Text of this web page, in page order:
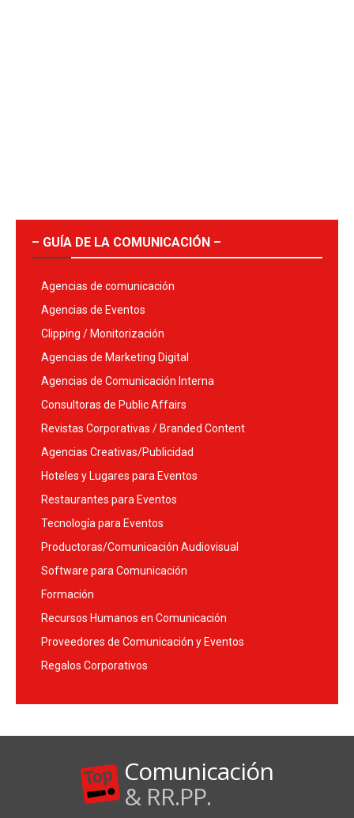
– GUÍA DE LA COMUNICACIÓN –
Agencias de comunicación
Agencias de Eventos
Clipping / Monitorización
Agencias de Marketing Digital
Agencias de Comunicación Interna
Consultoras de Public Affairs
Revistas Corporativas / Branded Content
Agencias Creativas/Publicidad
Hoteles y Lugares para Eventos
Restaurantes para Eventos
Tecnología para Eventos
Productoras/Comunicación Audiovisual
Software para Comunicación
Formación
Recursos Humanos en Comunicación
Proveedores de Comunicación y Eventos
Regalos Corporativos
Comunicación
& RR.PP.